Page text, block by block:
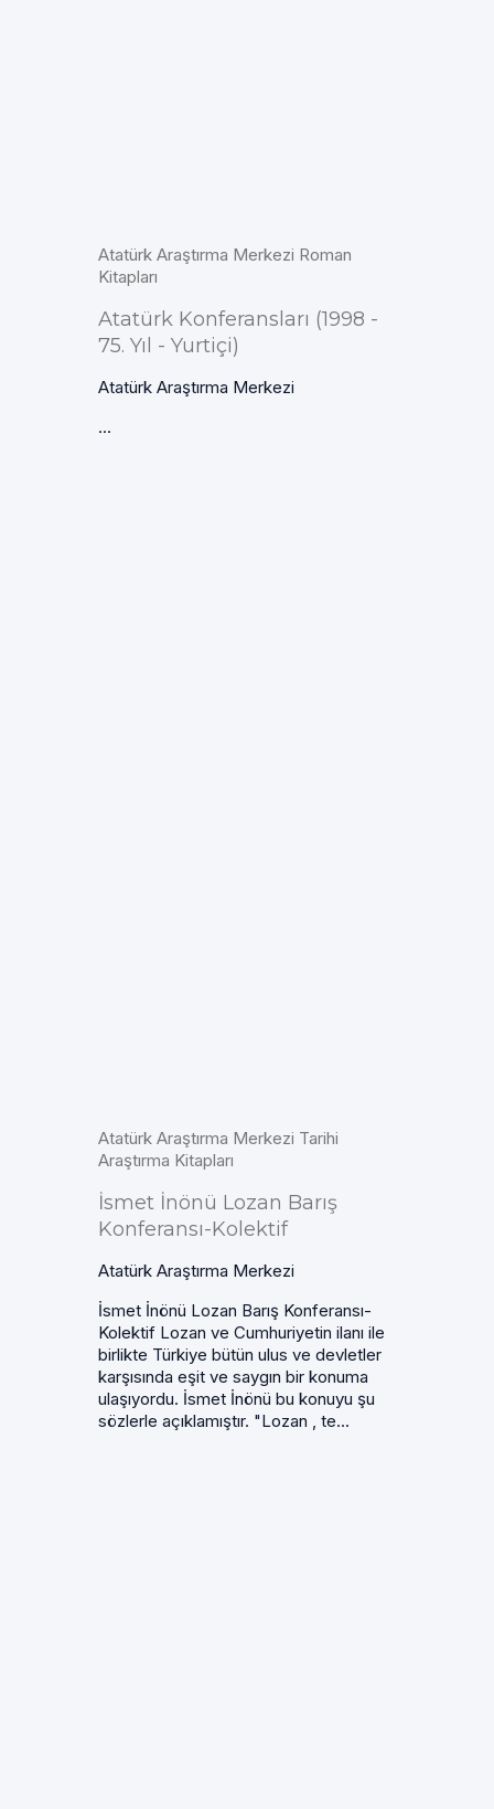
Atatürk Araştırma Merkezi Roman
Kitapları
Atatürk Konferansları (1998 -
75. Yıl - Yurtiçi)
Atatürk Araştırma Merkezi
...
Atatürk Araştırma Merkezi Tarihi
Araştırma Kitapları
İsmet İnönü Lozan Barış
Konferansı-Kolektif
Atatürk Araştırma Merkezi
İsmet İnönü Lozan Barış Konferansı-
Kolektif Lozan ve Cumhuriyetin ilanı ile
birlikte Türkiye bütün ulus ve devletler
karşısında eşit ve saygın bir konuma
ulaşıyordu. İsmet İnönü bu konuyu şu
sözlerle açıklamıştır. "Lozan , te...